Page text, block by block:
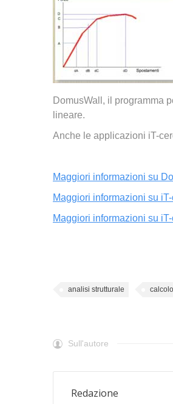
DomusWall, il programma
lineare.
Anche le applicazioni iT-
Maggiori informazioni su
Maggiori informazioni su
Maggiori informazioni su
analisi strutturale calcolo
Sull'autore
Redazione